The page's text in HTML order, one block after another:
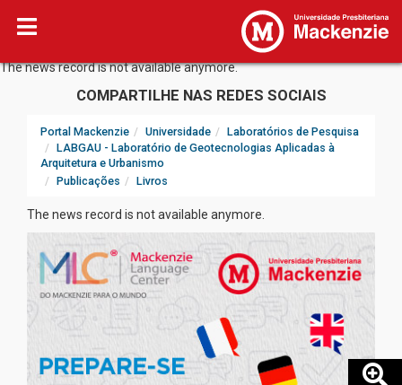
The news record is not available anymore.
COMPARTILHE NAS REDES SOCIAIS
Portal Mackenzie Universidade
Laboratórios de Pesquisa
LABGAU - Laboratório de Geotecnologias Aplicadas à
Arquitetura e Urbanismo
Publicações
Livros
The news record is not available anymore.